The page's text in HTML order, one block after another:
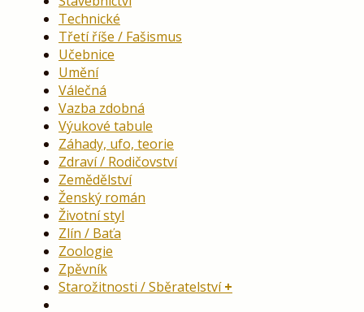
Technické
Třetí říše / Fašismus
Učebnice
Umění
Válečná
Vazba zdobná
Výukové tabule
Záhady, ufo, teorie
Zdraví / Rodičovství
Zemědělství
Ženský román
Životní styl
Zlín / Baťa
Zoologie
Zpěvník
Starožitnosti / Sběratelství